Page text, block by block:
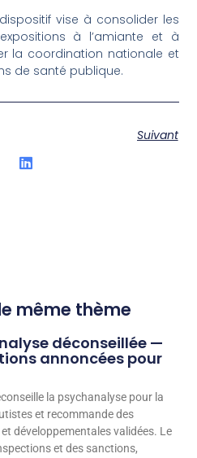
vise à consolider les
à l’amiante et à
la coordination nationale et
de santé publique.
Suivant
même thème
déconseillée —
annoncées pour
la psychanalyse pour la
et recommande des
développementales validées. Le
et des sanctions,